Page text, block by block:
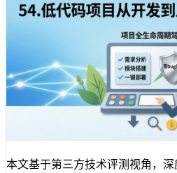
本文基于第三方技术评测视角，深